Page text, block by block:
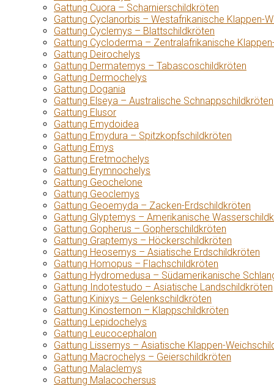
Gattung Cuora – Scharnierschildkröten
Gattung Cyclanorbis – Westafrikanische Klappen-
Gattung Cyclemys – Blattschildkröten
Gattung Cycloderma – Zentralafrikanische
Gattung Deirochelys
Gattung Dermatemys – Tabascoschildkröten
Gattung Dermochelys
Gattung Dogania
Gattung Elseya – Australische Schnappschildkröten
Gattung Elusor
Gattung Emydoidea
Gattung Emydura – Spitzkopfschildkröten
Gattung Emys
Gattung Eretmochelys
Gattung Erymnochelys
Gattung Geochelone
Gattung Geoclemys
Gattung Geoemyda – Zacken-Erdschildkröten
Gattung Glyptemys – Amerikanische
Gattung Gopherus – Gopherschildkröten
Gattung Graptemys – Höckerschildkröten
Gattung Heosemys – Asiatische Erdschildkröten
Gattung Homopus – Flachschildkröten
Gattung Hydromedusa – Südamerikanische
Gattung Indotestudo – Asiatische Landschildkröten
Gattung Kinixys – Gelenkschildkröten
Gattung Kinosternon – Klappschildkröten
Gattung Lepidochelys
Gattung Leucocephalon
Gattung Lissemys – Asiatische Klappen-
Gattung Macrochelys – Geierschildkröten
Gattung Malaclemys
Gattung Malacochersus